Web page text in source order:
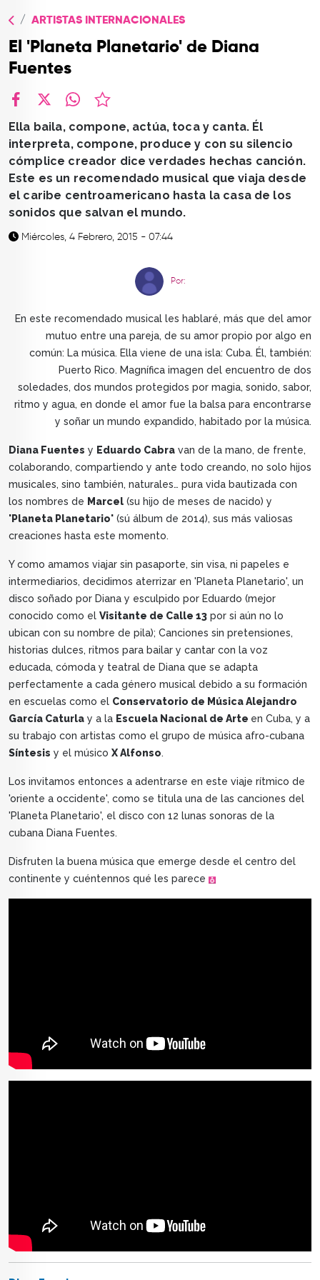
CONTACTO
ARTISTAS INTERNACIONALES
El 'Planeta Planetario' de Diana
Fuentes
Ella baila, compone, actúa, toca y canta. Él
interpreta, compone, produce y con su silencio
cómplice creador dice verdades hechas canción.
Este es un recomendado musical que viaja desde
el caribe centroamericano hasta la casa de los
sonidos que salvan el mundo.
Miércoles, 4 Febrero, 2015 - 07:44
Por:
En este recomendado musical les hablaré, más que del amor
mutuo entre una pareja, de su amor propio por algo en
común: La música. Ella viene de una isla: Cuba. Él, también:
Puerto Rico. Magnífica imagen del encuentro de dos
soledades, dos mundos protegidos por magia, sonido, sabor,
ritmo y agua, en donde el amor fue la balsa para encontrarse
y soñar un mundo expandido, habitado por la música.
Diana Fuentes y Eduardo Cabra van de la mano, de frente,
colaborando, compartiendo y ante todo creando, no solo hijos
musicales, sino también, naturales… pura vida bautizada con
los nombres de Marcel (su hijo de meses de nacido) y
'Planeta Planetario' (sú álbum de 2014), sus más valiosas
creaciones hasta este momento.
Y como amamos viajar sin pasaporte, sin visa, ni papeles e
intermediarios, decidimos aterrizar en 'Planeta Planetario', un
disco soñado por Diana y esculpido por Eduardo (mejor
conocido como el Visitante de Calle 13 por si aún no lo
ubican con su nombre de pila); Canciones sin pretensiones,
historias dulces, ritmos para bailar y cantar con la voz
educada, cómoda y teatral de Diana que se adapta
perfectamente a cada género musical debido a su formación
en escuelas como el Conservatorio de Música Alejandro
García Caturla y a la Escuela Nacional de Arte en Cuba, y a
su trabajo con artistas como el grupo de música afro-cubana
Síntesis y el músico X Alfonso.
Los invitamos entonces a adentrarse en este viaje rítmico de
'oriente a occidente', como se titula una de las canciones del
'Planeta Planetario', el disco con 12 lunas sonoras de la
cubana Diana Fuentes.
Disfruten la buena música que emerge desde el centro del
continente y cuéntennos qué les parece